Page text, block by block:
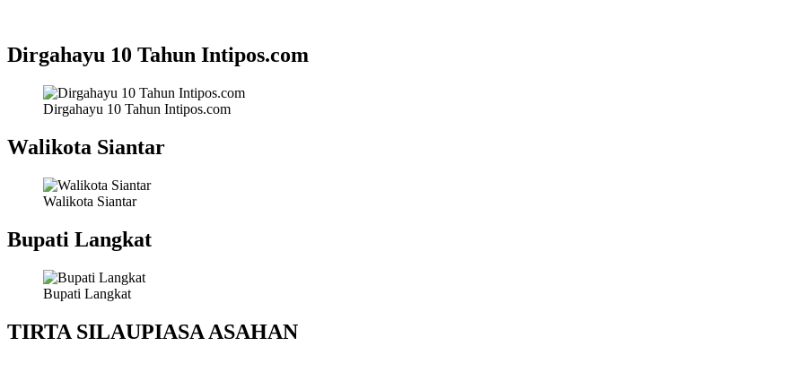
Dirgahayu 10 Tahun Intipos.com
Dirgahayu 10 Tahun Intipos.com
Walikota Siantar
Walikota Siantar
Bupati Langkat
Bupati Langkat
TIRTA SILAUPIASA ASAHAN